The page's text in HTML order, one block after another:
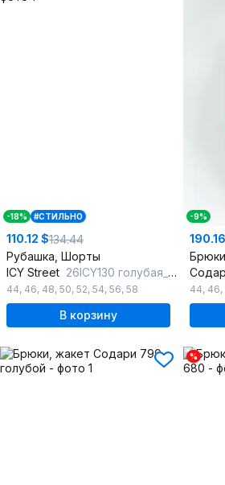
-18% #СТИЛЬНО
110.12 $134.44
Рубашка, Шорты
ICY Street 26ICY130 голубая_полоска
44, 46, 48, 50, 52, 54, 56, 58
В корзину
-9%
44, 46,
%